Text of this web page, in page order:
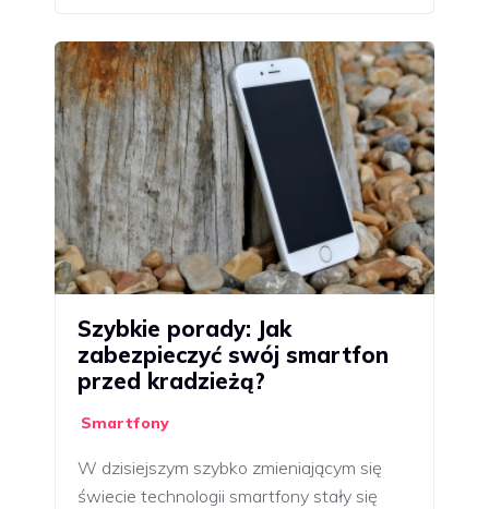
Szybkie porady: Jak
zabezpieczyć swój smartfon
przed kradzieżą?
Smartfony
W dzisiejszym szybko zmieniającym się
świecie technologii smartfony stały się